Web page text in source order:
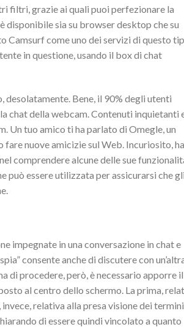
filtri, grazie ai quali puoi perfezionare la
disponibile sia su browser desktop che su
Camsurf come uno dei servizi di questo
in questione, usando il box di chat
desolatamente. Bene, il 90% degli utenti
chat della webcam. Contenuti inquietanti
Un tuo amico ti ha parlato di Omegle, un
nuove amicizie sul Web. Incuriosito,
comprendere alcune delle sue
può essere utilizzata per assicurarsi che gli
impegnate in una conversazione in chat e
consente anche di discutere con
di procedere, però, è necessario apporre il
al centro dello schermo. La prima,
relativa alla presa visione dei
di essere quindi vincolato a quanto